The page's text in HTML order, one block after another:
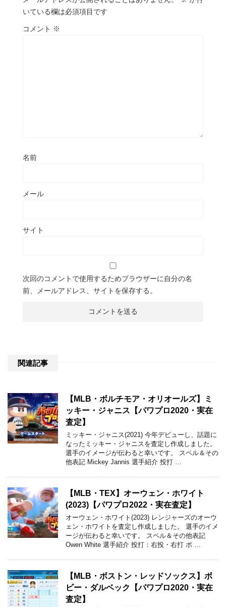
いている欄は必須項目です
コメント ※
名前
メール
サイト
次回のコメントで使用するためブラウザーに自分の名
前、メールアドレス、サイトを保存する。
関連記事
【MLB・ボルチモア・オリオールズ】ミ
ッキー・ジャニス【パワプロ2020・実在
査定】
ミッキー・ジャニス(2021) 今年デビューし、話題に
なったミッキー・ジャニスを査定し作成しました。
選手のイメージが伝わると幸いです。 スペル＆その
他表記 Mickey Jannis 選手紹介 投打 …
【MLB・TEX】オーウェン・ホワイト
(2023)【パワプロ2022・実在査定】
オーウェン・ホワイト(2023) レンジャーズのオーウ
ェン・ホワイトを査定し作成しました。 選手のイメ
ージが伝わると幸いです。 スペル＆その他表記
Owen White 選手紹介 投打：右投・右打 ポ …
【MLB・ボストン・レッドソックス】ボ
ビー・ダルベック【パワプロ2020・実在
査定】